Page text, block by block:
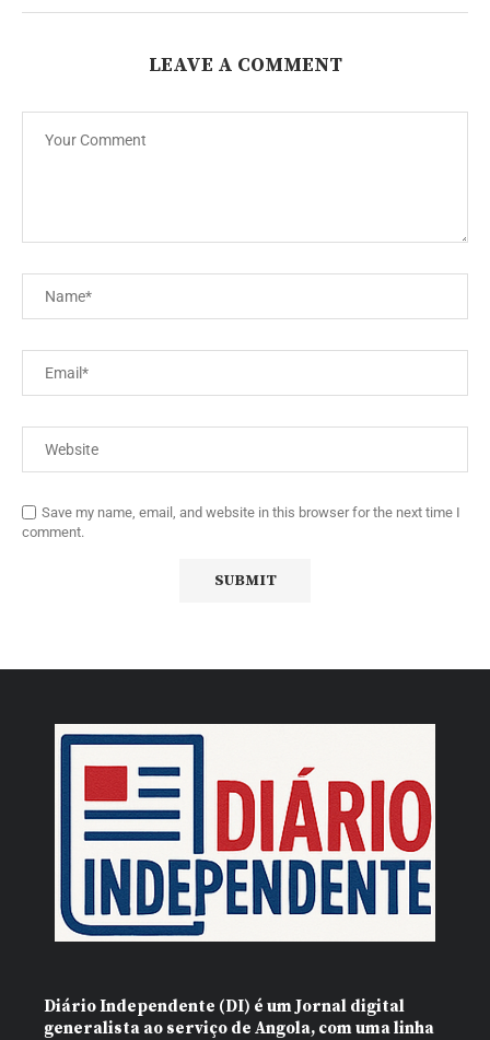
LEAVE A COMMENT
Save my name, email, and website in this browser for the next time I
comment.
Diário Independente (DI) é um Jornal digital
generalista ao serviço de Angola, com uma linha